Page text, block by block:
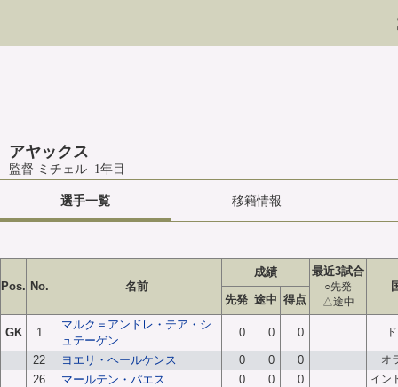
アヤックス
監督 ミチェル 1年目
選手一覧 移籍情報
Pos. No. 名前
成績 最近3試合
○先発
△途中
先発 途中 得点
GK 1
マルク＝アンドレ・テア・シ
ュテーゲン
0 0 0
22 ヨエリ・ヘールケンス 0 0 0 オ
26 マールテン・パエス 0 0 0 イン